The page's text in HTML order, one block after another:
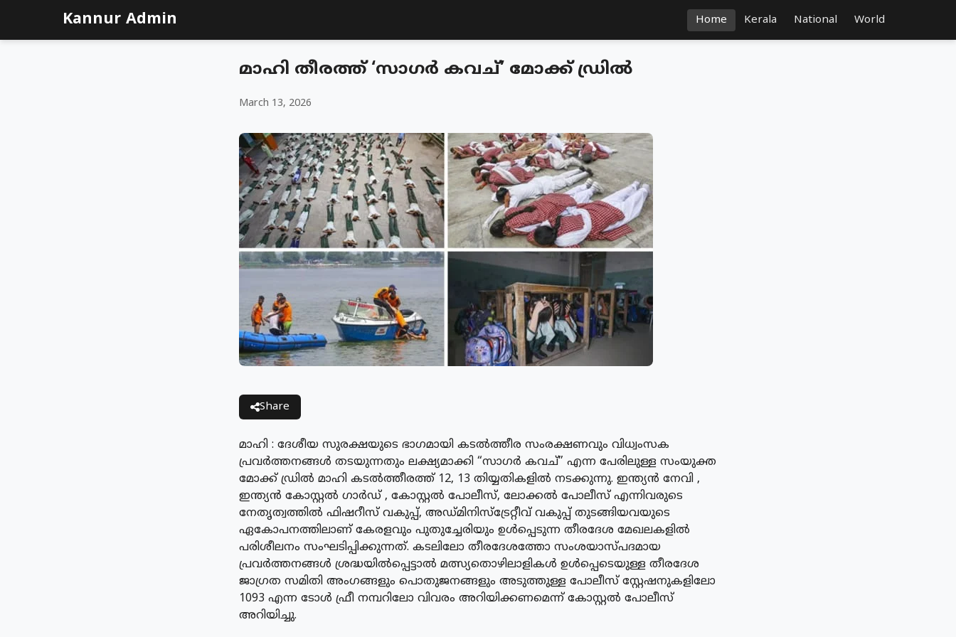
Kannur Admin Home Kerala National World
മാഹി തീരത്ത് ‘സാഗർ കവച്’ മോക്ക് ഡ്രിൽ
March 13, 2026
Share
മാഹി : ദേശീയ സുരക്ഷയുടെ ഭാഗമായി കടൽത്തീര സംരക്ഷണവും വിധ്വംസക
പ്രവർത്തനങ്ങൾ തടയുന്നതും ലക്ഷ്യമാക്കി “സാഗർ കവച്” എന്ന പേരിലുള്ള സംയുക്ത
മോക്ക് ഡ്രിൽ മാഹി കടൽത്തീരത്ത് 12, 13 തിയ്യതികളിൽ നടക്കുന്നു. ഇന്ത്യൻ നേവി ,
ഇന്ത്യൻ കോസ്റ്റൽ ഗാർഡ് , കോസ്റ്റൽ പോലീസ്, ലോക്കൽ പോലീസ് എന്നിവരുടെ
നേതൃത്വത്തിൽ ഫിഷറീസ് വകുപ്പ്, അഡ്മിനിസ്ട്രേറ്റീവ് വകുപ്പ് തുടങ്ങിയവയുടെ
ഏകോപനത്തിലാണ് കേരളവും പുതുച്ചേരിയും ഉൾപ്പെടുന്ന തീരദേശ മേഖലകളിൽ
പരിശീലനം സംഘടിപ്പിക്കുന്നത്. കടലിലോ തീരദേശത്തോ സംശയാസ്പദമായ
പ്രവർത്തനങ്ങൾ ശ്രദ്ധയിൽപ്പെട്ടാൽ മത്സ്യതൊഴിലാളികൾ ഉൾപ്പെടെയുള്ള തീരദേശ
ജാഗ്രത സമിതി അംഗങ്ങളും പൊതുജനങ്ങളും അടുത്തുള്ള പോലീസ് സ്റ്റേഷനുകളിലോ
1093 എന്ന ടോൾ ഫ്രീ നമ്പറിലോ വിവരം അറിയിക്കണമെന്ന് കോസ്റ്റൽ പോലീസ്
അറിയിച്ചു.